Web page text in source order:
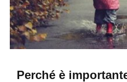
Perché è